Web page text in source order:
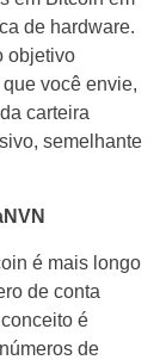
de hardware.
objetivo
você envie,
carteira
semelhante
é mais longo
de conta
é
de